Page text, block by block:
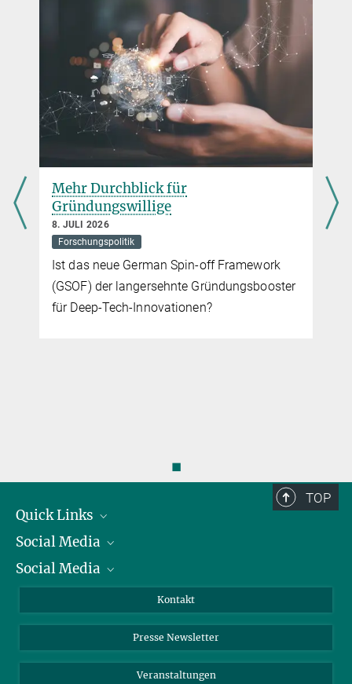
Neue Wege in der Talentförderung
Max-Planck-Präsident Stratmann unterstreicht, wie wichtig eine
effektive Nachwuchsförderung für die eigene
Forschungsorganisation und das deutsche Wissenschaftssystem
Mehr Durchblick für
Gründungswillige
8. JULI 2026
Forschungspolitik
Ist das neue German Spin-off Framework
(GSOF) der langersehnte Gründungsbooster
für Deep-Tech-Innovationen?
◼
TOP
Quick Links
Präsident
Zahlen und Fakten
Meldestelle Fehlverhalten
Social Media
Bluesky
TikTok
Social Media
Instagram
YouTube
Kontakt
Presse Newsletter
Veranstaltungen